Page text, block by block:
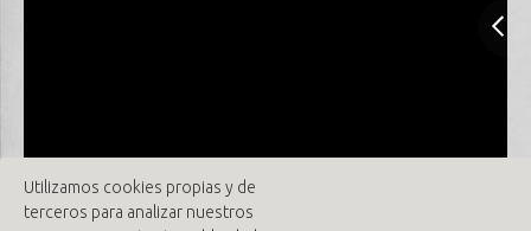
Utilizamos cookies propias y de
terceros para analizar nuestros